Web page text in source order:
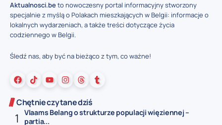
Aktualnosci.beto nowoczesny portal informacyjny stworzony
specjalnie z myślą o Polakach mieszkających w Belgii: informacje o
lokalnych wydarzeniach, a także treści dotyczące życia
codziennego w Belgii.
Śledź nas, aby być na bieżąco z tym, co ważne!
Chętnie czytane dziś
Vlaams Belang o strukturze populacji więziennej –
partia...